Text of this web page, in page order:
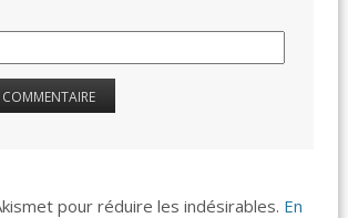
pour réduire les indésirables. En